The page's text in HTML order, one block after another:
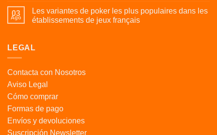
03
Ago
Les variantes de poker les plus populaires dans les
établissements de jeux français
LEGAL
Contacta con Nosotros
Aviso Legal
Cómo comprar
Formas de pago
Envíos y devoluciones
Suscripción Newsletter